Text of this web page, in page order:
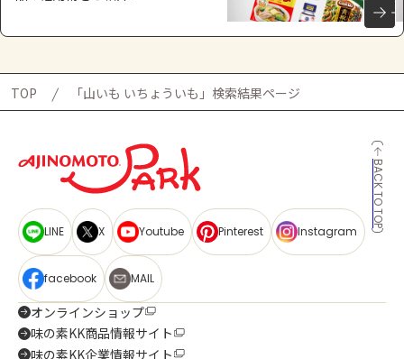
TOP 「山いも いちょういも」検索結果ページ
BACK TO TOP
LINE X Youtube Pinterest Instagram
facebook MAIL
オンラインショップ
味の素KK商品情報サイト
味の素KK企業情報サイト